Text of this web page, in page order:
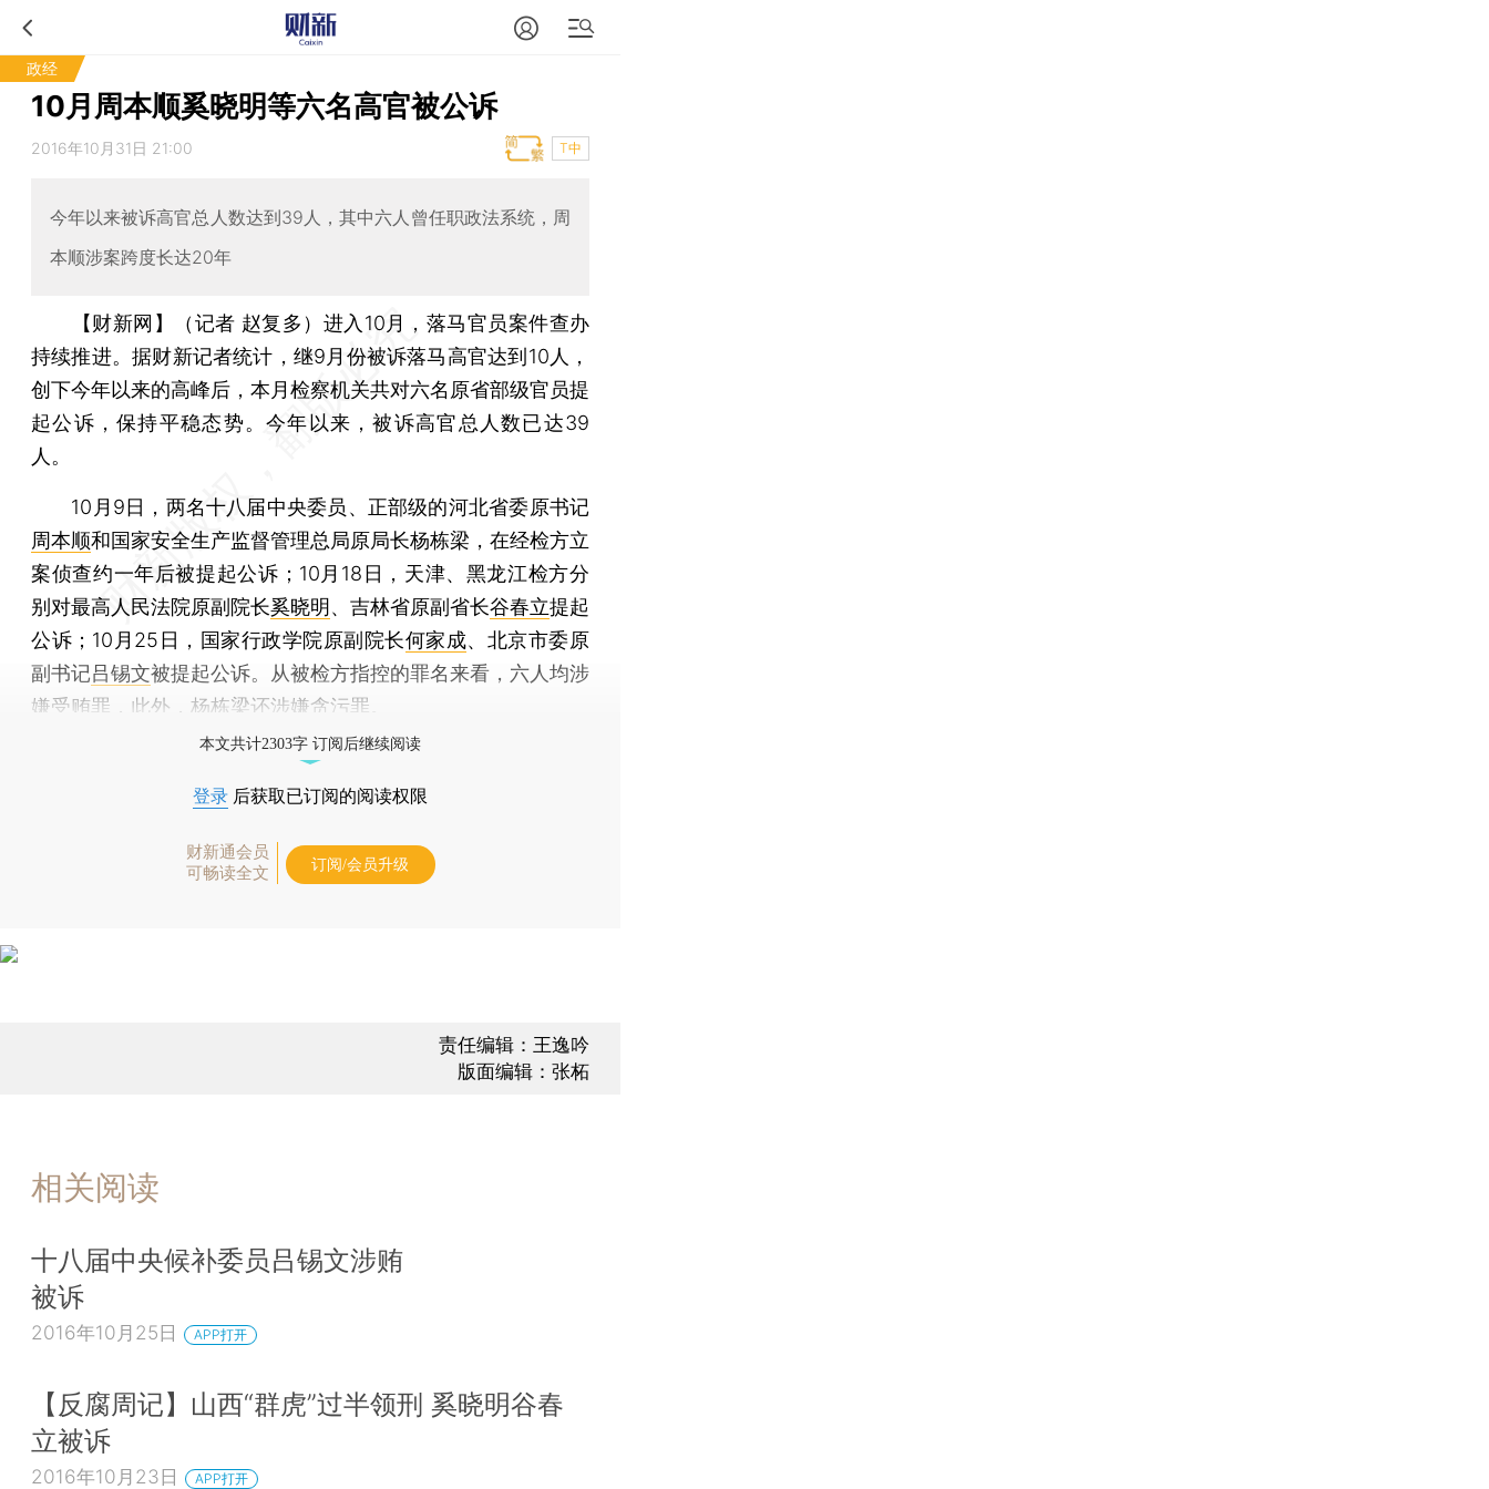
政经
10月周本顺奚晓明等六名高官被公诉
2016年10月31日 21:00 T中
今年以来被诉高官总人数达到39人，其中六人曾任职政法系统，周
本顺涉案跨度长达20年
【财新网】（记者 赵复多） 进入10月，落马官员案件查办
持续推进。据财新记者统计，继9月份被诉落马高官达到10人，
创下今年以来的高峰后，本月检察机关共对六名原省部级官员提
起公诉，保持平稳态势。今年以来，被诉高官总人数已达39
人。
10月9日，两名十八届中央委员、正部级的河北省委原书记
周本顺和国家安全生产监督管理总局原局长杨栋梁，在经检方立
案侦查约一年后被提起公诉；10月18日，天津、黑龙江检方分
别对最高人民法院原副院长奚晓明、吉林省原副省长谷春立提起
公诉；10月25日，国家行政学院原副院长何家成、北京市委原
副书记吕锡文被提起公诉。从被检方指控的罪名来看，六人均涉
嫌受贿罪，此外，杨栋梁还涉嫌贪污罪。
本文共计2303字 订阅后继续阅读
登录 后获取已订阅的阅读权限
财新通会员
可畅读全文
订阅/会员升级
责任编辑：王逸吟
版面编辑：张柘
相关阅读
十八届中央候补委员吕锡文涉贿
被诉
2016年10月25日 APP打开
【反腐周记】山西“群虎”过半领刑 奚晓明谷春
立被诉
2016年10月23日 APP打开